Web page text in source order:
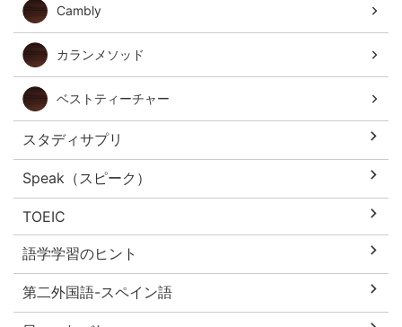
Cambly
カランメソッド
ベストティーチャー
スタディサプリ
Speak（スピーク）
TOEIC
語学学習のヒント
第二外国語-スペイン語